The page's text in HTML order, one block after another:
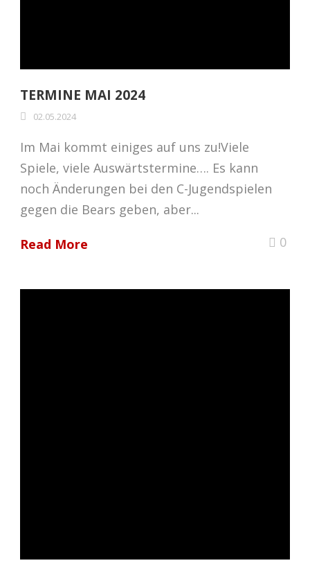
TERMINE MAI 2024
02.05.2024
Im Mai kommt einiges auf uns zu!Viele
Spiele, viele Auswärtstermine…. Es kann
noch Änderungen bei den C-Jugendspielen
gegen die Bears geben, aber...
Read More 0